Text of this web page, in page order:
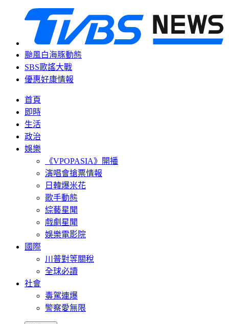
颱風白海豚動態
SBS歌謠大戰
優惠好康情報
首頁
即時
生活
政治
娛樂
《VPOPASIA》開播
演唱會搶票情報
日韓爆米花
歌手動態
綜藝星聞
戲劇星聞
娛樂電影院
國際
川普對等關稅
全球必讀
社會
毒駕連爆
警察愛無限